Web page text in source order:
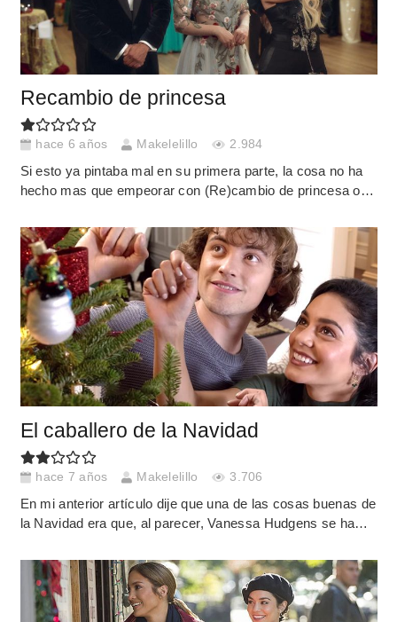
Recambio de princesa
hace 6 años Makelelillo 2.984
Si esto ya pintaba mal en su primera parte, la cosa no ha
hecho mas que empeorar con (Re)cambio de princesa o…
El caballero de la Navidad
hace 7 años Makelelillo 3.706
En mi anterior artículo dije que una de las cosas buenas de
la Navidad era que, al parecer, Vanessa Hudgens se ha…